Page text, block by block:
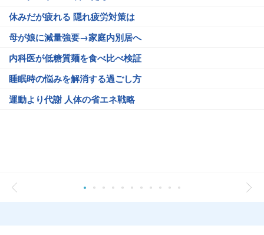
休みだが疲れる 隠れ疲労対策は
母が娘に減量強要→家庭内別居へ
内科医が低糖質麺を食べ比べ検証
睡眠時の悩みを解消する過ごし方
運動より代謝 人体の省エネ戦略